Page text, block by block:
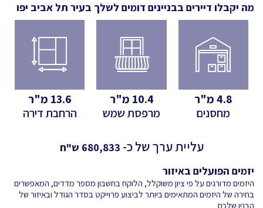
מה יקבלו דיירים בבניינים דומים לשלך בעיר תל אביב יפו
4.8מ"ר
מחסנים
10.4 מ"ר
מרפסת שמש
13.6 מ"ר
הרחבת דירה
עליית ערך של כ-
ש"ח
יזמים הפועלים באיזור
היזמים מדורגים על פי ציון משוקלל, הלוקח בחשבון מספר מדדים, המאפשרים
בחירה של היזמים המתאימים ביותר לביצוע פרוייקט בסדר הגודל ובאיזור של
הבנין שלכם